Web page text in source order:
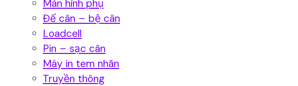
Màn hình phụ
Đế cân – bệ cân
Loadcell
Pin – sạc cân
Máy in tem nhãn
Truyền thông